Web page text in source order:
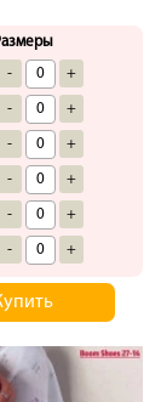
- +
- +
- +
- +
- +
- +